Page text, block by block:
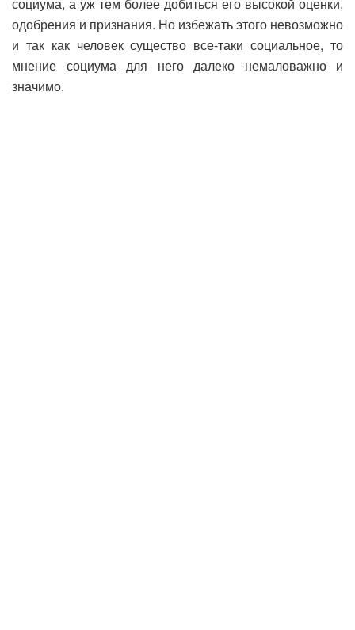
одобрения и признания. Но избежать этого невозможно
и так как человек существо все-таки социальное, то
мнение социума для него далеко немаловажно и
значимо.